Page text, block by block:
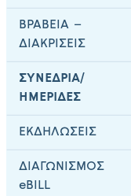
ΒΡΑΒΕΙΑ –
ΔΙΑΚΡΙΣΕΙΣ
ΣΥΝΕΔΡΙΑ/
ΗΜΕΡΙΔΕΣ
ΕΚΔΗΛΩΣΕΙΣ
ΔΙΑΓΩΝΙΣΜΟΣ
eBILL